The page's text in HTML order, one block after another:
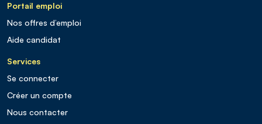
Portail emploi
Nos offres d’emploi
Aide candidat
Services
Se connecter
Créer un compte
Nous contacter